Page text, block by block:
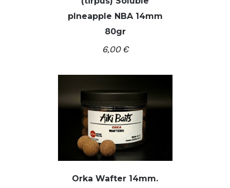
Į KREPŠELĮ /
pIneapple NBA 14mm
80gr
6,00€
Orka Wafter 14mm.